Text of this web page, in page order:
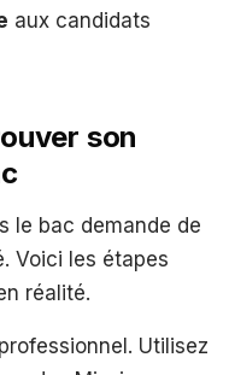
aux candidats
son
le bac demande de
Voici les étapes
réalité.
Utilisez